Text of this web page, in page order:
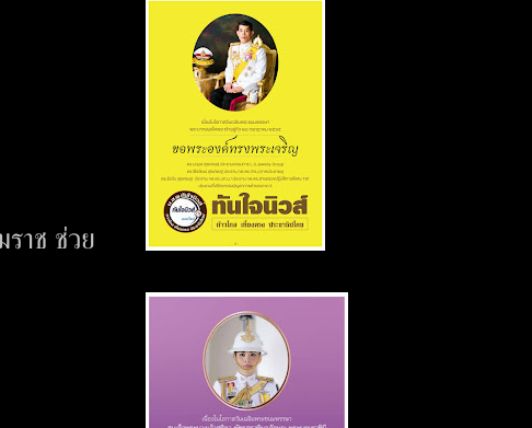
าช ช่วย